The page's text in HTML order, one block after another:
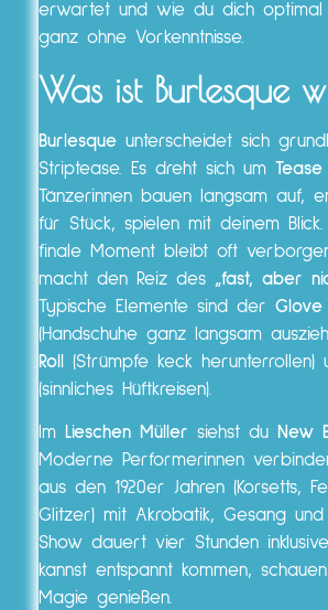
erwartet und wie du dich
ganz ohne Vorkenntnisse.
Was ist Burlesque
Burlesque unterscheidet sich
Striptease. Es dreht sich um
Tänzerinnen bauen langsam auf,
für Stück, spielen mit deinem
finale Moment bleibt oft
macht den Reiz des „fast, aber
Typische Elemente sind der Glove
(Handschuhe ganz langsam
Roll
(Strümpfe keck herunterrollen)
(sinnliches Hüftkreisen).
Im Lieschen Müller siehst du New
Moderne Performerinnen
aus den 1920er Jahren (Korsetts,
Glitzer) mit Akrobatik, Gesang und
Show dauert vier Stunden
kannst entspannt kommen,
Magie genießen.